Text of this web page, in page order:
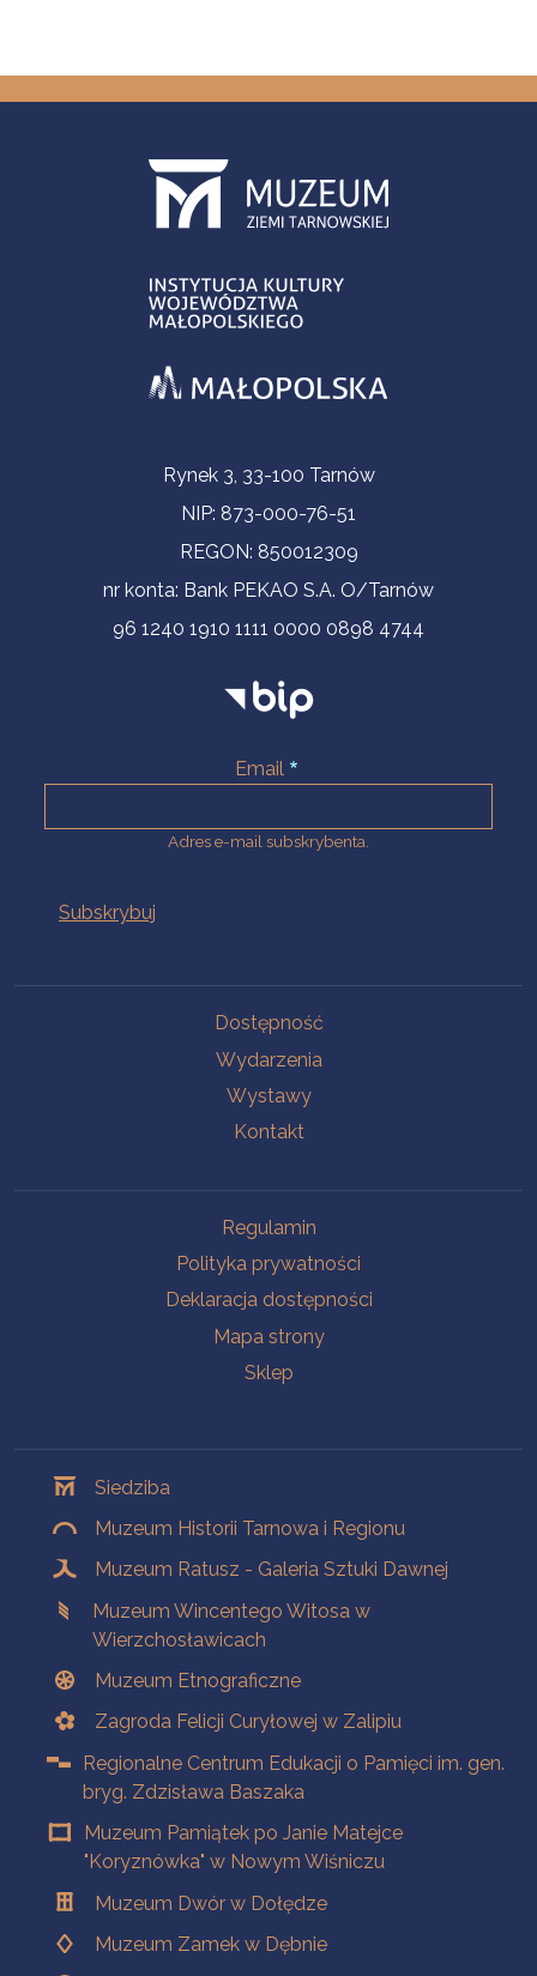
Informacje kontaktoweRynek 3, 33-100 Tarnów
NIP: 873-000-76-51
REGON: 850012309
nr konta: Bank PEKAO S.A. O/Tarnów
96 1240 1910 1111 0000 0898 4744
Email
Adres e-mail subskrybenta.
Dostępność
Wydarzenia
Wystawy
Kontakt
Regulamin
Polityka prywatności
Deklaracja dostępności
Mapa strony
Sklep
Siedziba
Muzeum Historii Tarnowa i Regionu
Muzeum Ratusz - Galeria Sztuki Dawnej
Muzeum Wincentego Witosa w
Wierzchosławicach
Muzeum Etnograficzne
Zagroda Felicji Curyłowej w Zalipiu
Regionalne Centrum Edukacji o Pamięci im. gen.
bryg. Zdzisława Baszaka
Muzeum Pamiątek po Janie Matejce
"Koryznówka" w Nowym Wiśniczu
Muzeum Dwór w Dołędze
Muzeum Zamek w Dębnie